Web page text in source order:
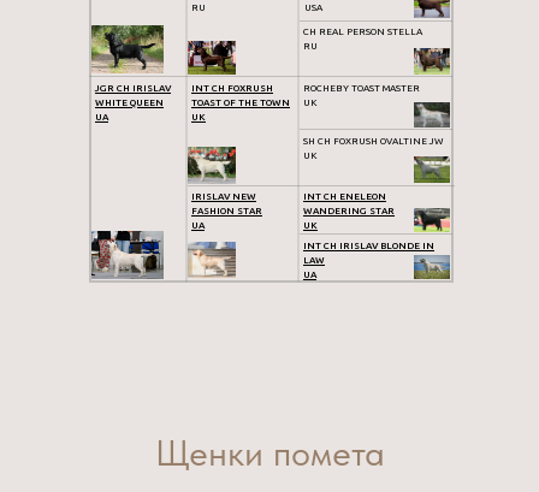
JGR CH IRISLAV
WHITE QUEEN
UA
RU
INT CH FOXRUSH
TOAST OF THE TOWN
UK
IRISLAV NEW
FASHION STAR
UA
CH REAL PERSON STELLA
RU
ROCHEBY TOAST MASTER
UK
SH CH FOXRUSH OVALTINE JW
UK
INT CH ENELEON
WANDERING STAR
UK
INT CH IRISLAV BLONDE IN
LAW
UA
USA
Щенки помета